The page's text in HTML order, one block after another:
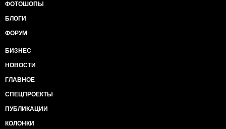
ФОТОШОПЫ
БЛОГИ
ФОРУМ
БИЗНЕС
НОВОСТИ
ГЛАВНОЕ
СПЕЦПРОЕКТЫ
ПУБЛИКАЦИИ
КОЛОНКИ